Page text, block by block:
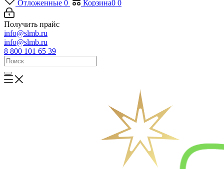
Отложенные 0 Корзина0 0
Получить прайс
info@slmb.ru
info@slmb.ru
8 800 101 65 39